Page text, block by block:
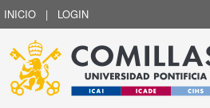
INICIO | LOGIN